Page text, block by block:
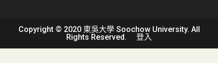
Copyright © 2020 東吳大學 Soochow University. All
Rights Reserved. 登入